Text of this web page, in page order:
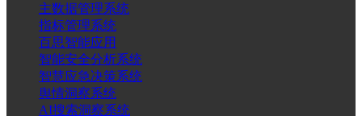
主数据管理系统
指标管理系统
百思智能应用
智能安全分析系统
智慧应急决策系统
舆情洞察系统
AI搜索洞察系统